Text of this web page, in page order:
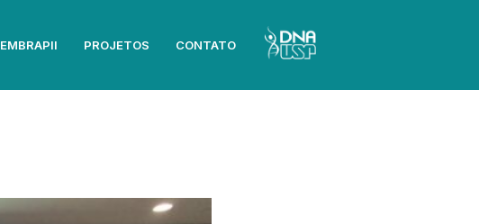
EMBRAPII PROJETOS CONTATO